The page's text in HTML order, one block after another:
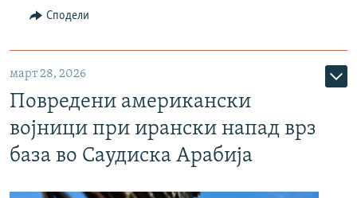
Сподели
март 28, 2026
Повредени американски
војници при ирански напад врз
база во Саудиска Арабија